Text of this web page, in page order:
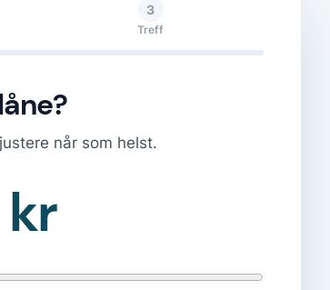
3
Treff
når som helst.